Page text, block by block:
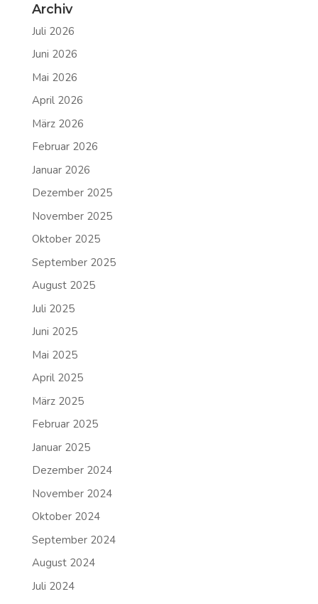
Archiv
Juli 2026
Juni 2026
Mai 2026
April 2026
März 2026
Februar 2026
Januar 2026
Dezember 2025
November 2025
Oktober 2025
September 2025
August 2025
Juli 2025
Juni 2025
Mai 2025
April 2025
März 2025
Februar 2025
Januar 2025
Dezember 2024
November 2024
Oktober 2024
September 2024
August 2024
Juli 2024